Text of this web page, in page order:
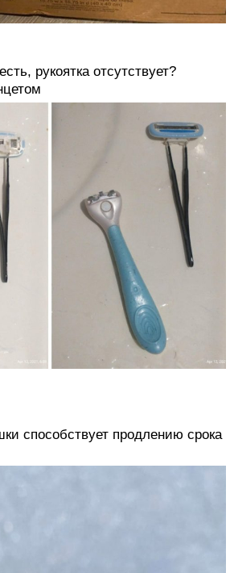
рукоятка отсутствует?
способствует продлению срока